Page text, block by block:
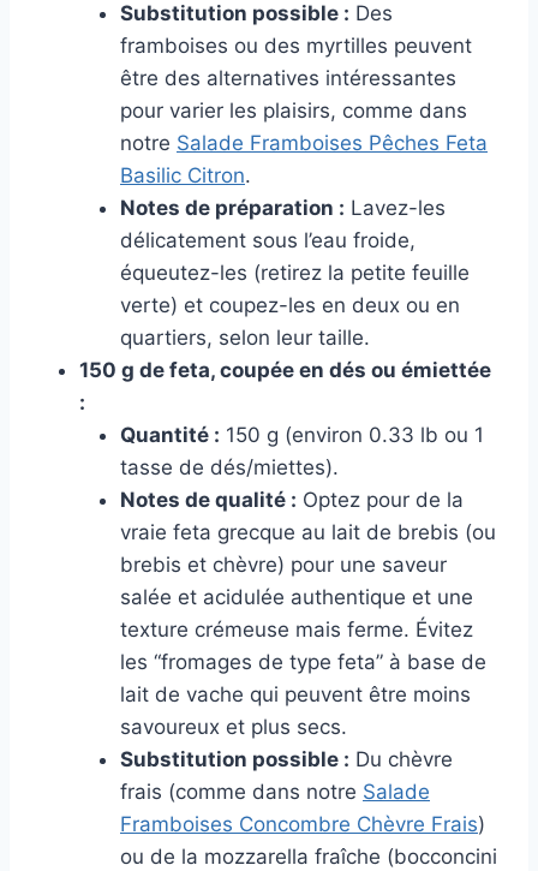
Substitution possible : Des
framboises ou des myrtilles peuvent
être des alternatives intéressantes
pour varier les plaisirs, comme dans
notre Salade Framboises Pêches Feta
Basilic Citron.
Notes de préparation : Lavez-les
délicatement sous l’eau froide,
équeutez-les (retirez la petite feuille
verte) et coupez-les en deux ou en
quartiers, selon leur taille.
150 g de feta, coupée en dés ou émiettée
:
Quantité : 150 g (environ 0.33 lb ou 1
tasse de dés/miettes).
Notes de qualité : Optez pour de la
vraie feta grecque au lait de brebis (ou
brebis et chèvre) pour une saveur
salée et acidulée authentique et une
texture crémeuse mais ferme. Évitez
les “fromages de type feta” à base de
lait de vache qui peuvent être moins
savoureux et plus secs.
Substitution possible : Du chèvre
frais (comme dans notre Salade
Framboises Concombre Chèvre Frais)
ou de la mozzarella fraîche (bocconcini